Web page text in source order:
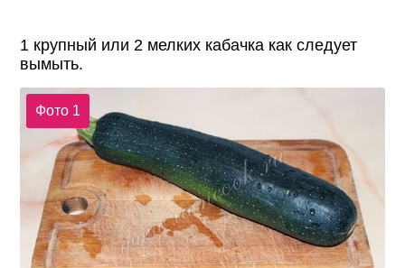
1 крупный или 2 мелких кабачка как следует
вымыть.
Фото 1